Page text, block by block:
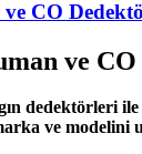
CO
ve
dedektörleri
ve